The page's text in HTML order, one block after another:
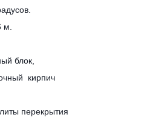
м.
блок,
кирпич
перекрытия